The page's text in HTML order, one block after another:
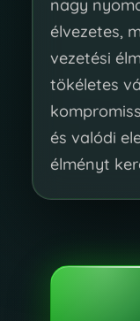
nagy
élvezetes,
vezetési
tökéletes
és valódi
élményt